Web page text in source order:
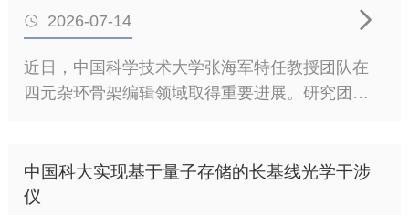
空演化。相关成果以“Mechanical Signals
Revealing Spatial Heterogeneity in Lithium Iron
Phosphate Electrodes”为题，以封面论文形式发
表于国际知名期刊ACS Energy Letters。
 2026-07-14 
近日，中国科学技术大学张海军特任教授团队在
四元杂环骨架编辑领域取得重要进展。研究团队
（azetidine）的直接骨架转换，为优势杂环之间
的快速互换和药物分子的后期结构优化提供了新
中国科大实现基于量子存储的长基线光学干涉
仪